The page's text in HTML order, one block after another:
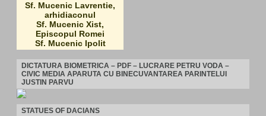
Sf. Mucenic Lavrentie,
arhidiaconul
Sf. Mucenic Xist,
Episcopul Romei
Sf. Mucenic Ipolit
DICTATURA BIOMETRICA – PDF – LUCRARE PETRU VODA –
CIVIC MEDIA APARUTA CU BINECUVANTAREA PARINTELUI
JUSTIN PARVU
STATUES OF DACIANS